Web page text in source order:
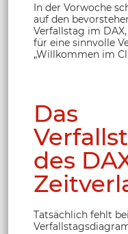
In der Vorwoche
auf den
Verfallstag im
für eine sinnvolle
„Willkommen im
Das
des
Tatsächlich fehlt